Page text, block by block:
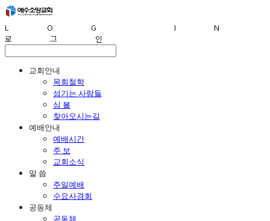
LOG IN
로그인
교회안내
목회철학
섬기는 사람들
심 볼
찾아오시는길
예배안내
예배시간
주 보
교회소식
말 씀
주일예배
수요사경회
공동체
공동체